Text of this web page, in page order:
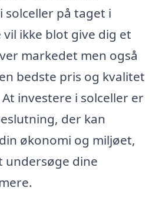
solceller på taget i
ikke blot give dig et
markedet men også
bedste pris og kvalitet
investere i solceller er
der kan
økonomi og miljøet,
undersøge dine